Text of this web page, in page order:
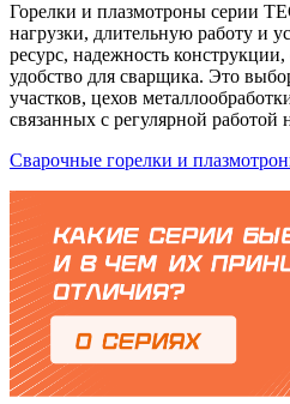
Горелки и плазмотроны серии
нагрузки, длительную работу и
ресурс, надежность конструкции,
удобство для сварщика. Это
участков, цехов
связанных с регулярной
Сварочные горелки и